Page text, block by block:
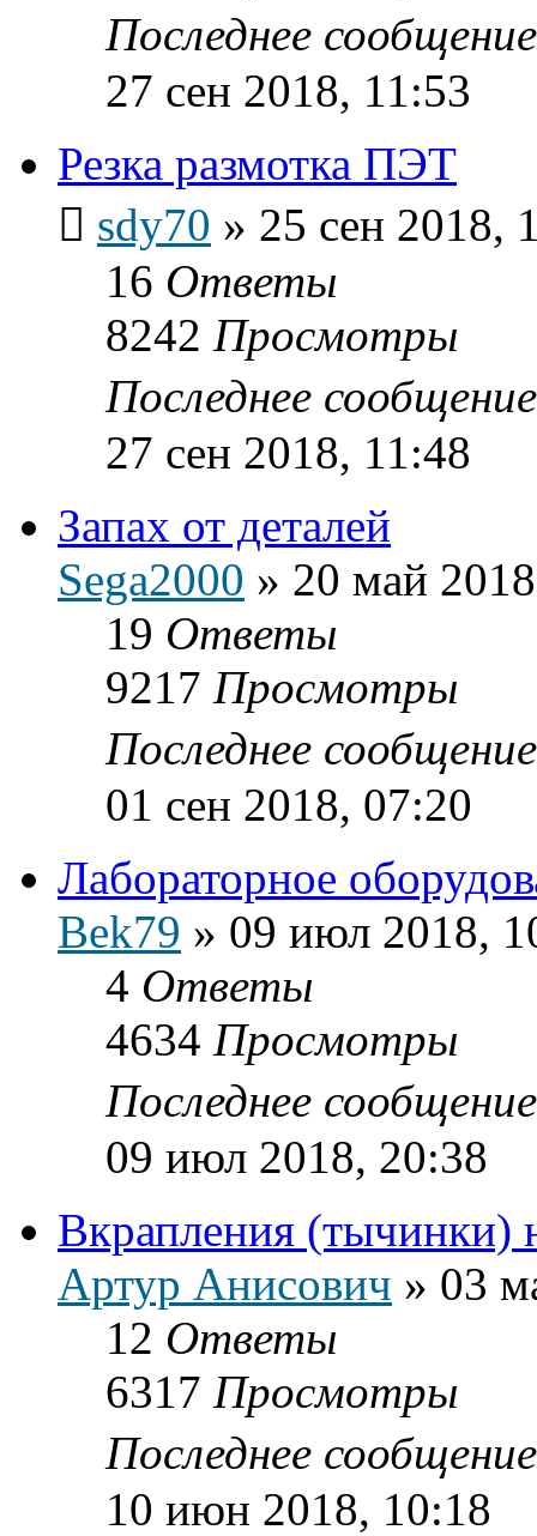
Последнее
27 сен 2018, 11:53
Резка размотка ПЭТ
sdy70 » 25 сен 2018,
16 Ответы
8242 Просмотры
Последнее
27 сен 2018, 11:48
Запах от деталей
Sega2000 » 20 май
19 Ответы
9217 Просмотры
Последнее
01 сен 2018, 07:20
Лабораторное
Bek79 » 09 июл 2018,
4 Ответы
4634 Просмотры
Последнее
09 июл 2018, 20:38
Вкрапления (тычинки)
Артур Анисович » 03
12 Ответы
6317 Просмотры
Последнее
10 июн 2018, 10:18